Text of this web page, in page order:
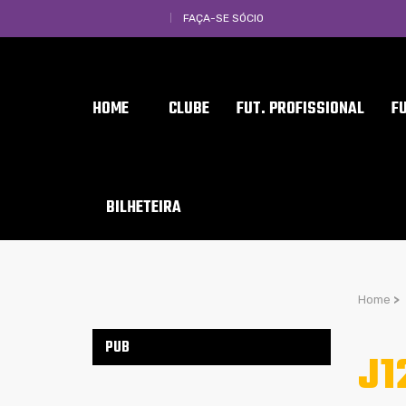
FAÇA-SE SÓCIO
HOME CLUBE FUT. PROFISSIONAL
BILHETEIRA
Home >
PUB